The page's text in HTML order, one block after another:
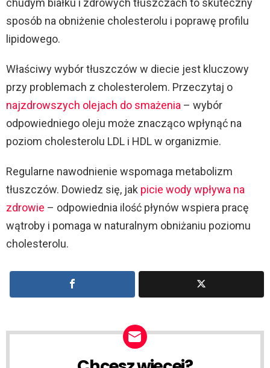
chudym białku i zdrowych tłuszczach to skuteczny
sposób na obniżenie cholesterolu i poprawę profilu
lipidowego.
Właściwy wybór tłuszczów w diecie jest kluczowy
przy problemach z cholesterolem. Przeczytaj o
najzdrowszych olejach do smażenia – wybór
odpowiedniego oleju może znacząco wpłynąć na
poziom cholesterolu LDL i HDL w organizmie.
Regularne nawodnienie wspomaga metabolizm
tłuszczów. Dowiedz się, jak picie wody wpływa na
zdrowie – odpowiednia ilość płynów wspiera pracę
wątroby i pomaga w naturalnym obniżaniu poziomu
cholesterolu.
NEWSLETTER